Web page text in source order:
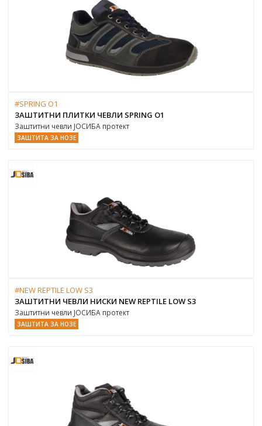
#SPRING O1
ЗАШТИТНИ ПЛИТКИ ЧЕВЛИ SPRING O1
Заштитни чевли ЈОСИБА протект
ЗАШТИТА ЗА НОЗЕ
#NEW REPTILE LOW S3
ЗАШТИТНИ ЧЕВЛИ НИСКИ NEW REPTILE LOW S3
Заштитни чевли ЈОСИБА протект
ЗАШТИТА ЗА НОЗЕ